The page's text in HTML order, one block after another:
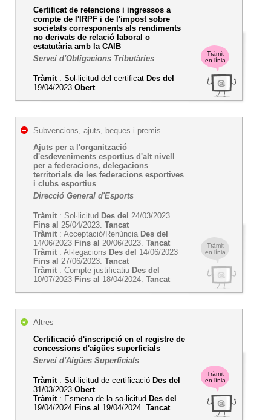
Tràmit
en línia
Certificat de retencions i ingressos a
compte de l'IRPF i de l'impost sobre
societats corresponents als rendiments
no derivats de relació laboral o
estatutària amb la CAIB
Servei d'Obligacions Tributàries
Tràmit: Sol·licitud del certificat Des del
19/04/2023 Obert
Tràmit
en línia
Subvencions, ajuts, beques i premis
Ajuts per a l'organització
d'esdeveniments esportius d'alt nivell
per a federacions, delegacions
territorials de les federacions esportives
i clubs esportius
Direcció General d'Esports
Tràmit : Sol·licitud Des del 24/03/2023
Fins al 25/04/2023. Tancat
Tràmit : Acceptació/Renúncia Des del
14/06/2023 Fins al 20/06/2023. Tancat
Tràmit : Al·legacions Des del 14/06/2023
Fins al 27/06/2023. Tancat
Tràmit : Compte justificatiu Des del
10/07/2023 Fins al 18/04/2024. Tancat
Tràmit
en línia
Altres
Certificació d'inscripció en el registre de
concessions d'aigües superficials
Servei d'Aigües Superficials
Tràmit: Sol·licitud de certificació Des del
31/03/2023 Obert
Tràmit: Esmena de la so·licitud Des del
19/04/2024 Fins al 19/04/2024. Tancat